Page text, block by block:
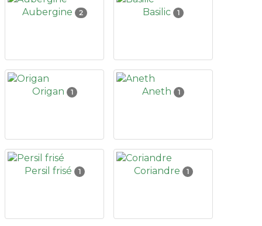
Aubergine 2 Basilic 1
Origan 1 Aneth 1
Persil frisé 1 Coriandre 1